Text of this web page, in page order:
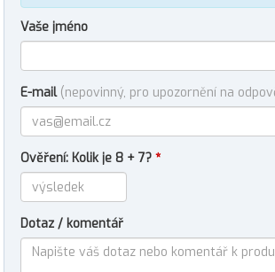
Vaše jméno
E-mail (nepovinný, pro upozornění na
Ověření: Kolik je 8 + 7? *
Dotaz / komentář